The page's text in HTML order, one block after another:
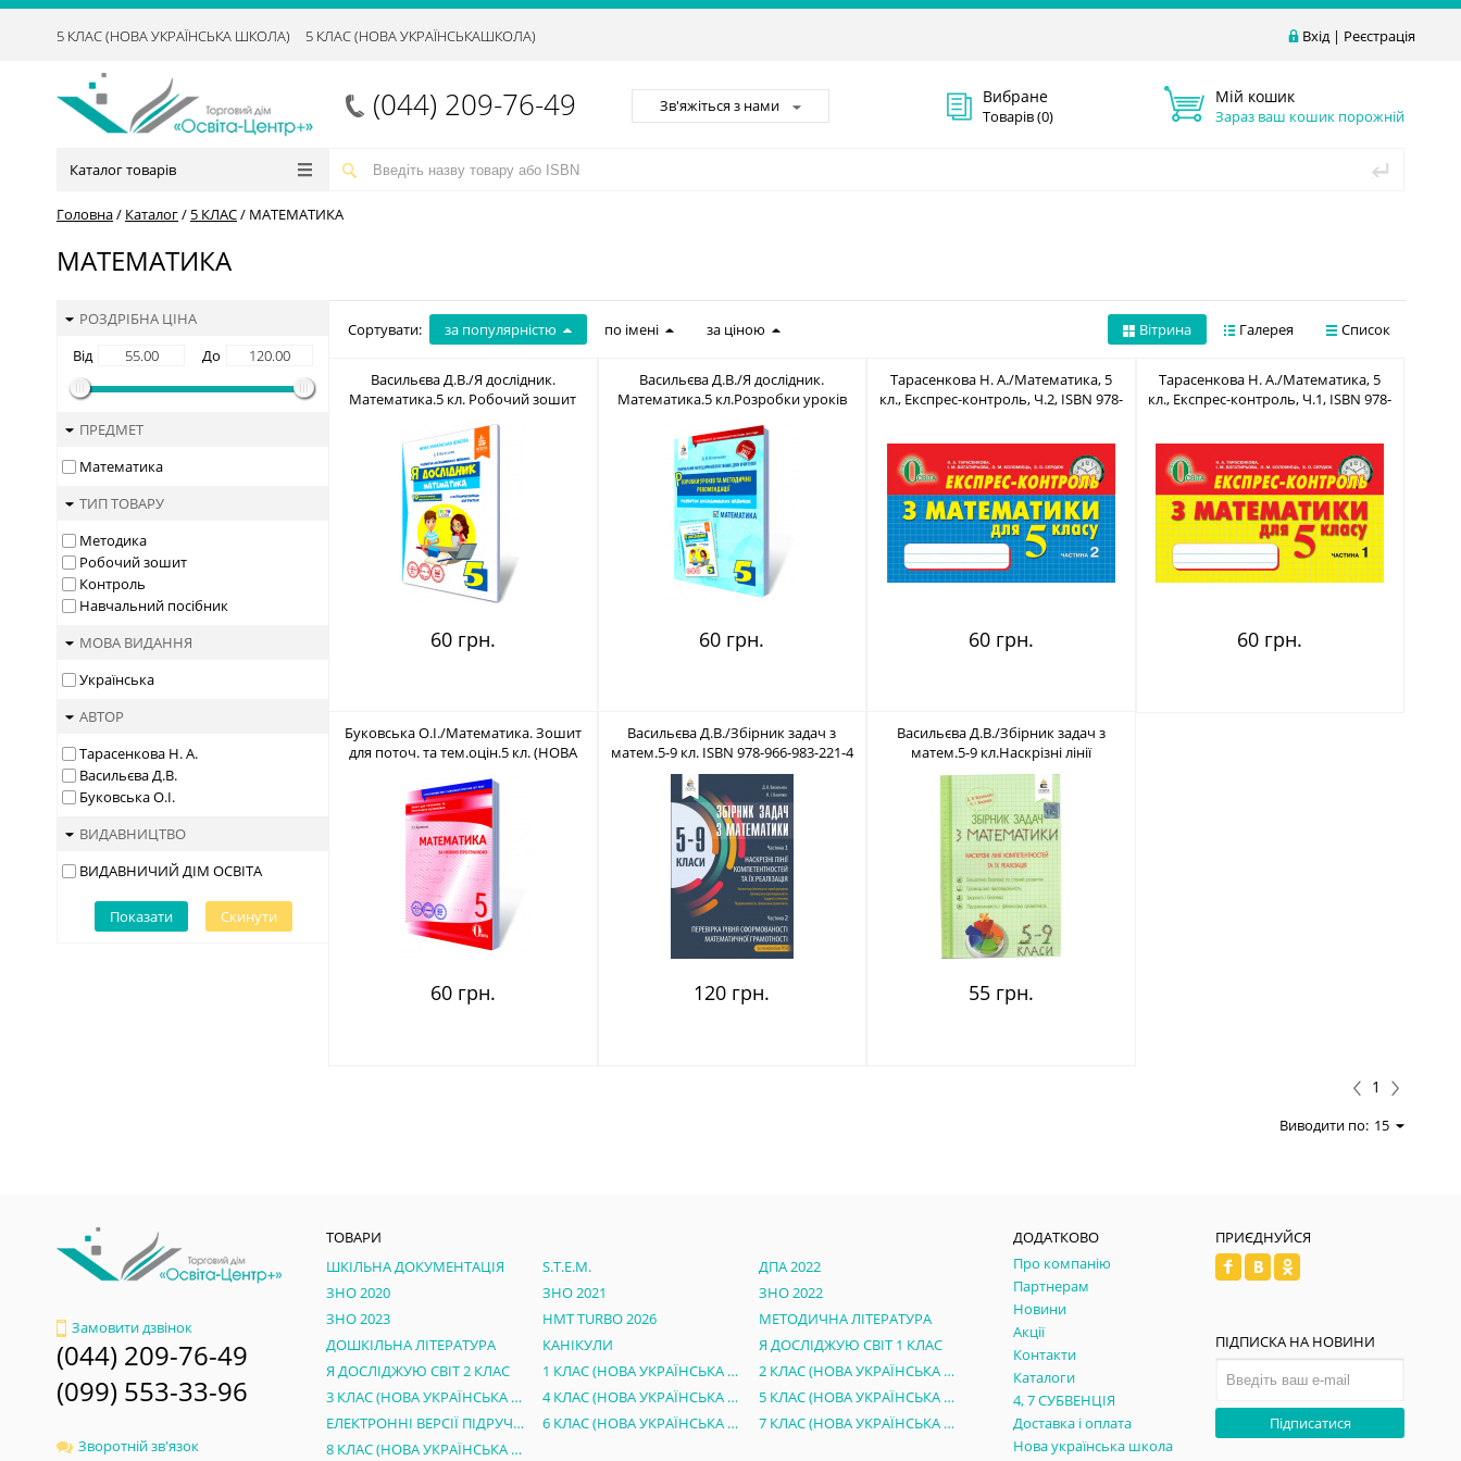
Вхід| Реєстрація
5 КЛАС (НОВА УКРАЇНСЬКА ШКОЛА) 5 КЛАС (НОВА УКРАЇНСЬКАШКОЛА)
(044) 209-76-49 Зв'яжіться з нами Вибране
Товарів (0)
Мій кошик
Зараз ваш кошик порожній
Каталог товарів
Головна/ Каталог/ 5 КЛАС/ МАТЕМАТИКА
МАТЕМАТИКА
РОЗДРІБНА ЦІНА
Від
До
ПРЕДМЕТ
Математика
ТИП ТОВАРУ
Методика
Робочий зошит
Контроль
Навчальний посібник
МОВА ВИДАННЯ
Українська
АВТОР
Тарасенкова Н. А.
Васильєва Д.В.
Буковська О.І.
ВИДАВНИЦТВО
ВИДАВНИЧИЙ ДІМ ОСВІТА
Показати Скинути
Список
Галерея
Вітрина
Сортувати: за популярністю по імені за ціною
Васильєва Д.В./Я дослідник.
Математика.5 кл. Робочий зошит
60 грн.
Васильєва Д.В./Я дослідник.
Математика.5 кл.Розробки уроків
755-4
60 грн.
Тарасенкова Н. А./Математика, 5
кл., Експрес-контроль, Ч.2, ISBN 978-
60 грн.
Тарасенкова Н. А./Математика, 5
кл., Експрес-контроль, Ч.1, ISBN 978-
60 грн.
Буковська О.І./Математика. Зошит
для поточ. та тем.оцін.5 кл. (НОВА
60 грн.
Васильєва Д.В./Збірник задач з
матем.5-9 кл. ISBN 978-966-983-221-4
120 грн.
Васильєва Д.В./Збірник задач з
матем.5-9 кл.Наскрізні лінії
компет.та реаліз. ISBN 978-617-656-
796-7
55 грн.
1
Виводити по: 15
Замовити дзвінок
(044) 209-76-49
(099) 553-33-96
Зворотній зв'язок
ТОВАРИ
ШКІЛЬНА ДОКУМЕНТАЦІЯ
S.T.E.M.
ДПА 2022
ЗНО 2020
ЗНО 2021
ЗНО 2022
ЗНО 2023
НМТ TURBO 2026
МЕТОДИЧНА ЛІТЕРАТУРА
ДОШКІЛЬНА ЛІТЕРАТУРА
КАНІКУЛИ
Я ДОСЛІДЖУЮ СВІТ 1 КЛАС
Я ДОСЛІДЖУЮ СВІТ 2 КЛАС
1 КЛАС (НОВА УКРАЇНСЬКА ШКОЛА)
2 КЛАС (НОВА УКРАЇНСЬКА ШКОЛА)
3 КЛАС (НОВА УКРАЇНСЬКА ШКОЛА)
4 КЛАС (НОВА УКРАЇНСЬКА ШКОЛА)
5 КЛАС (НОВА УКРАЇНСЬКА ШКОЛА)
ЕЛЕКТРОННІ ВЕРСІЇ ПІДРУЧНИКІВ 5 КЛАС НУШ
6 КЛАС (НОВА УКРАЇНСЬКА ШКОЛА)
7 КЛАС (НОВА УКРАЇНСЬКА ШКОЛА)
8 КЛАС (НОВА УКРАЇНСЬКА ШКОЛА)
ДОДАТКОВО
Про компанію
Партнерам
Новини
Акції
Контакти
Каталоги
4, 7 СУБВЕНЦІЯ
Доставка і оплата
Нова українська школа
ПРИЄДНУЙСЯ
ПІДПИСКА НА НОВИНИ
Підписатися